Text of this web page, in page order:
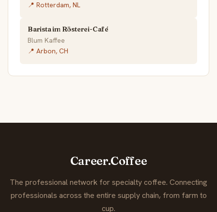
📍 Rotterdam, NL
Barista im Rösterei-Café
Blum Kaffee
📍 Arbon, CH
Career.Coffee
The professional network for specialty coffee. Connecting
professionals across the entire supply chain, from farm to
cup.